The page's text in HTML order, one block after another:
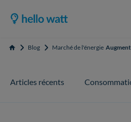
Accueil Blog Marché de l'énergie
Articles récents